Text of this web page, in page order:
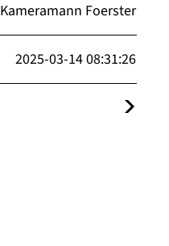
Kameramann Foerster
2025-03-14 08:31:26